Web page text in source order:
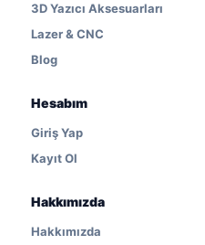
3D Yazıcı Aksesuarları
Lazer & CNC
Blog
Hesabım
Giriş Yap
Kayıt Ol
Hakkımızda
Hakkımızda